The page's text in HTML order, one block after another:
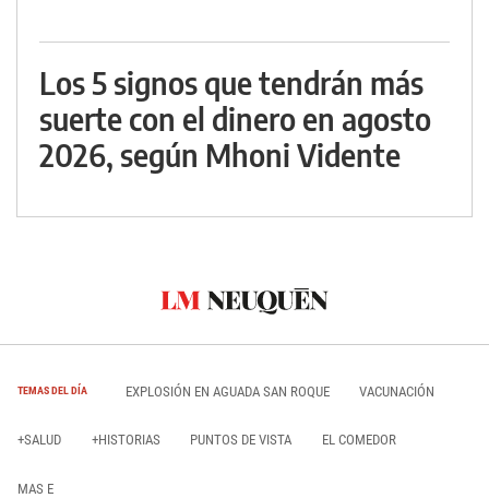
Los 5 signos que tendrán más
suerte con el dinero en agosto
2026, según Mhoni Vidente
TEMAS DEL DÍA EXPLOSIÓN EN AGUADA SAN ROQUE VACUNACIÓN
+SALUD +HISTORIAS PUNTOS DE VISTA EL COMEDOR
MAS E